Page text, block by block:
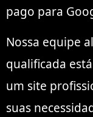
pago para
Nossa equipe
qualificada
um site
suas